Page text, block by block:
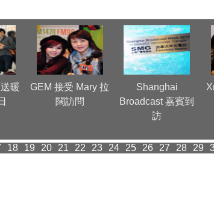
暖
GEM 接受 Mary 拉
闊訪問
Shanghai
Broadcast 嘉賓到
訪
18 19 20 21 22 23 24 25 26 27 28 29